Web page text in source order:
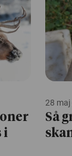
i
28 maj
Så